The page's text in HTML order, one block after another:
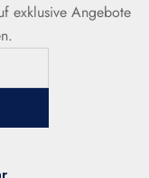
exklusive Angebote